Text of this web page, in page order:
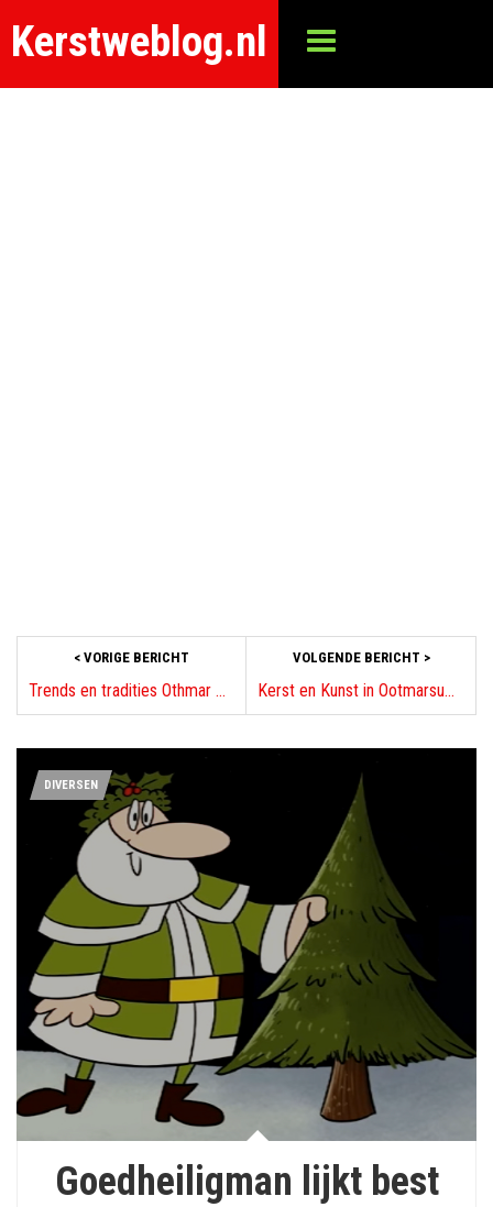
Kerstweblog.nl
< VORIGE BERICHT
Trends en tradities Othmar Decorations
VOLGENDE BERICHT >
Kerst en Kunst in Ootmarsum Dinkelland
DIVERSEN
Goedheiligman lijkt best